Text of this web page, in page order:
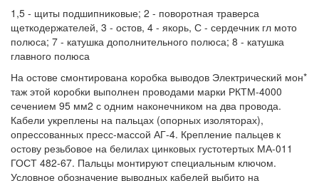
1,5 - щиты подшипниковые; 2 - поворотная траверса
щеткодержателей, 3 - остов, 4 - якорь, С - сердечник гл мото
полюса; 7 - катушка дополнительного полюса; 8 - катушка
главного полюса
На остове смонтирована коробка выводов Электрический мон*
таж этой коробки выполнен проводами марки РКТМ-4000
сечением 95 мм2 с одним наконечником на два провода.
Кабели укреплены на пальцах (опорных изоляторах),
опрессованных пресс-массой АГ-4. Крепление пальцев к
остову резьбовое на белилах цинковых густотертых МА-011
ГОСТ 482-67. Пальцы монтируют специальным ключом.
Условное обозначение выводных кабелей выбито на